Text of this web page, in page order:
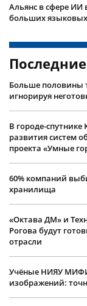
Альянс в сфере ИИ
больших языковых
Больше половины
игнорируя
В городе-
развития систем
проекта «Умные
60% компаний
хранилища
«Октава ДМ» и
Рогова будут
отрасли
Учëные НИЯУ
изображений: